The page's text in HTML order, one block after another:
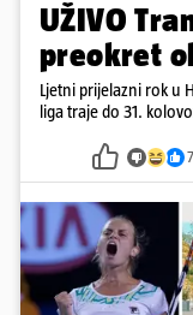
UŽIVO
preokret
Ljetni prijelazni rok u
liga traje do 31.